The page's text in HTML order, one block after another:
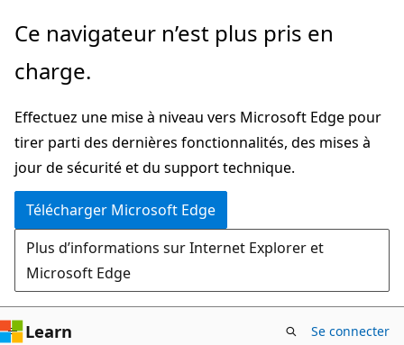
Passer
directement
au
principal
Passer
la
dans
la
page
Ce navigateur n’est plus pris en
charge.
Effectuez une mise à niveau vers Microsoft Edge pour
tirer parti des dernières fonctionnalités, des mises à
jour de sécurité et du support technique.
Télécharger Microsoft Edge
Plus d’informations sur Internet Explorer et
Microsoft Edge
Learn Se connecter